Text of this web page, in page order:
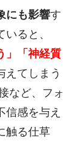
にも影響す
ると、
」「神経質
えてしまう
など、フォ
信感を与え
触る仕草